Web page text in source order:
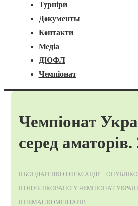
Турніри
Документы
Контакти
Медіа
ДЮФЛ
Чемпіонат
Чемпіонат
серед
БОНДАРЕНКО ОЛЕКСАНДР
ОПУБЛІКОВАНО У ЧЕМПІОНАТ
НЕМАЄ КОМЕНТАРІВ